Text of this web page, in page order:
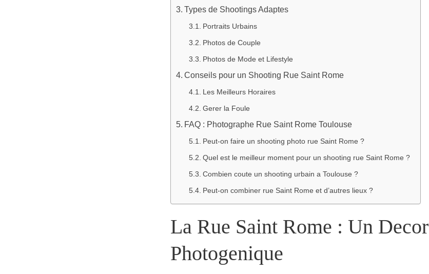
Types de Shootings Adaptes
Portraits Urbains
Photos de Couple
Photos de Mode et Lifestyle
Conseils pour un Shooting Rue Saint Rome
Les Meilleurs Horaires
Gerer la Foule
FAQ : Photographe Rue Saint Rome Toulouse
Peut-on faire un shooting photo rue Saint Rome ?
Quel est le meilleur moment pour un shooting rue Saint Rome ?
Combien coute un shooting urbain a Toulouse ?
Peut-on combiner rue Saint Rome et d’autres lieux ?
La Rue Saint Rome : Un Decor
Photogenique